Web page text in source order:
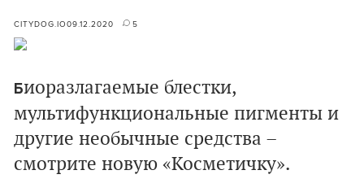
CITYDOG.IO09.12.2020 5
Биоразлагаемые блестки,
мультифункциональные пигменты и
другие необычные средства –
смотрите новую «Косметичку».